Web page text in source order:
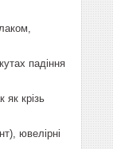
падіння
крізь
ювелірні